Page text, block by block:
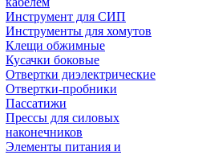
Инструмент для СИП
Инструменты для хомутов
Клещи обжимные
Кусачки боковые
Отвертки диэлектрические
Отвертки-пробники
Пассатижи
Прессы для силовых
наконечников
Элементы питания и